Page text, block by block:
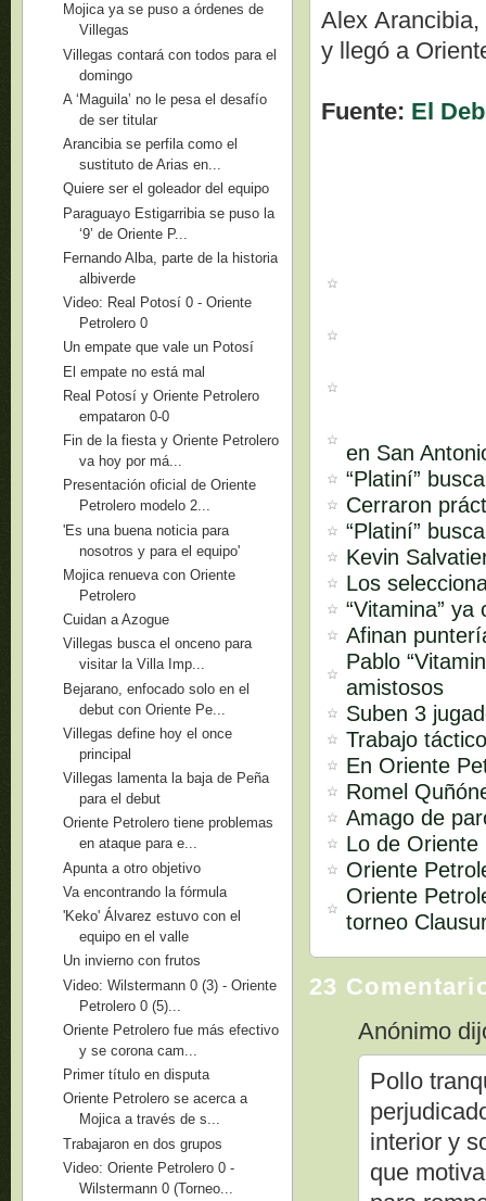
Alex
y llegó a
Fuente: El
en San
“Platiní”
Cerraron
“Platiní”
Kevin
Los
“Vitamina”
Afinan
Pablo
amistosos
Suben 3
Trabajo
En Oriente
Romel
Amago de
Lo de
Oriente
Oriente
torneo
23
Anónimo
Pollo
interior y
que
Mojica ya se puso a órdenes de
Villegas
Villegas contará con todos para el
domingo
A ‘Maguila’ no le pesa el desafío
de ser titular
Arancibia se perfila como el
sustituto de Arias en...
Quiere ser el goleador del equipo
Paraguayo Estigarribia se puso la
‘9’ de Oriente P...
Fernando Alba, parte de la historia
albiverde
Video: Real Potosí 0 - Oriente
Petrolero 0
Un empate que vale un Potosí
El empate no está mal
Real Potosí y Oriente Petrolero
empataron 0-0
Fin de la fiesta y Oriente Petrolero
va hoy por má...
Presentación oficial de Oriente
Petrolero modelo 2...
'Es una buena noticia para
nosotros y para el equipo'
Mojica renueva con Oriente
Petrolero
Cuidan a Azogue
Villegas busca el onceno para
visitar la Villa Imp...
Bejarano, enfocado solo en el
debut con Oriente Pe...
Villegas define hoy el once
principal
Villegas lamenta la baja de Peña
para el debut
Oriente Petrolero tiene problemas
en ataque para e...
Apunta a otro objetivo
Va encontrando la fórmula
'Keko' Álvarez estuvo con el
equipo en el valle
Un invierno con frutos
Video: Wilstermann 0 (3) - Oriente
Petrolero 0 (5)...
Oriente Petrolero fue más efectivo
y se corona cam...
Primer título en disputa
Oriente Petrolero se acerca a
Mojica a través de s...
Trabajaron en dos grupos
Video: Oriente Petrolero 0 -
Wilstermann 0 (Torneo...